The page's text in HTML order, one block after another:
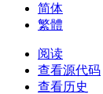
简体
繁體
阅读
查看源代码
查看历史